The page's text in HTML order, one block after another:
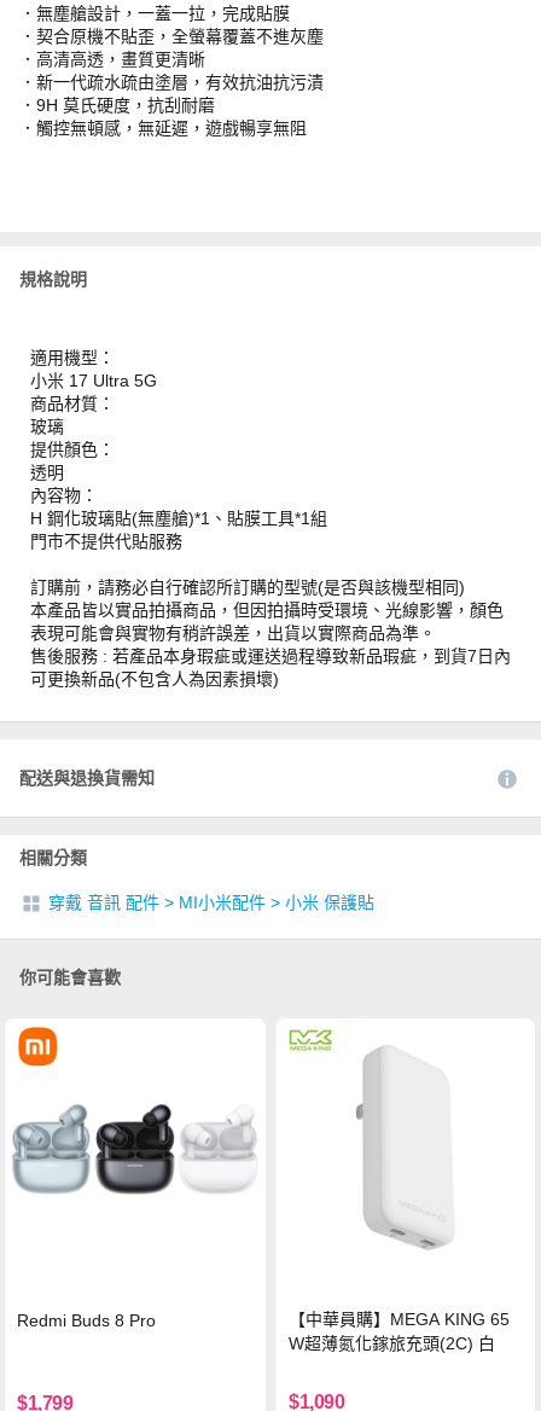
．無塵艙設計，一蓋一拉，完成貼膜
．契合原機不貼歪，全螢幕覆蓋不進灰塵
．高清高透，畫質更清晰
．新一代疏水疏由塗層，有效抗油抗污漬
．9H 莫氏硬度，抗刮耐磨
．觸控無頓感，無延遲，遊戲暢享無阻
規格說明
適用機型：
小米 17 Ultra 5G
商品材質：
玻璃
提供顏色：
透明
內容物：
H 鋼化玻璃貼(無塵艙)*1、貼膜工具*1組
門市不提供代貼服務
訂購前，請務必自行確認所訂購的型號(是否與該機型相同)
本產品皆以實品拍攝商品，但因拍攝時受環境、光線影響，顏色
表現可能會與實物有稍許誤差，出貨以實際商品為準。
售後服務 : 若產品本身瑕疵或運送過程導致新品瑕疵，到貨7日內
可更換新品(不包含人為因素損壞)
配送與退換貨需知
相關分類
穿戴 音訊 配件 > MI小米配件 > 小米 保護貼
你可能會喜歡
Redmi Buds 8 Pro
$1,799
【中華員購】MEGA KING 65
W超薄氮化鎵旅充頭(2C) 白
$1,090